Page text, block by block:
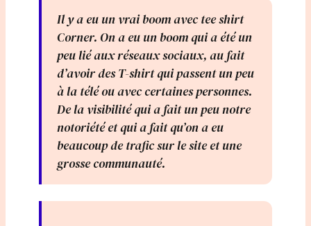
Il y a eu un vrai boom avec tee shirt
Corner. On a eu un boom qui a été un
peu lié aux réseaux sociaux, au fait
d’avoir des T-shirt qui passent un peu
à la télé ou avec certaines personnes.
De la visibilité qui a fait un peu notre
notoriété et qui a fait qu’on a eu
beaucoup de trafic sur le site et une
grosse communauté.